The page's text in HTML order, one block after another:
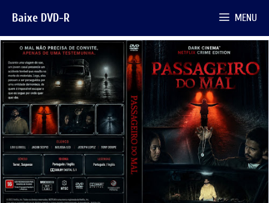
para
o
conteúdo
Baixe DVD-R MENU